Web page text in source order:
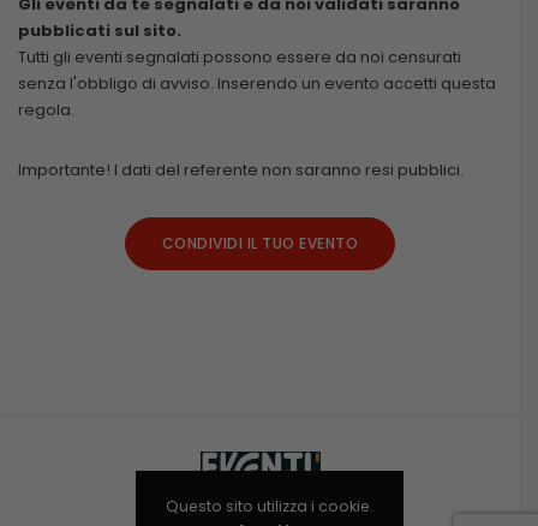
pubblicati sul sito.
Tutti gli eventi segnalati possono essere da noi censurati
senza l'obbligo di avviso. Inserendo un evento accetti questa
regola.
Importante! I dati del referente non saranno resi pubblici.
CONDIVIDI IL TUO EVENTO
Questo sito utilizza i cookie.